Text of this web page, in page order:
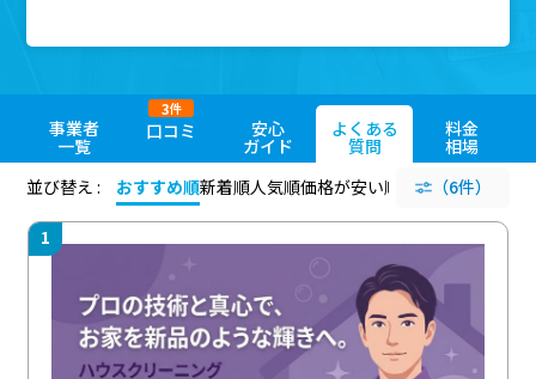
事業者
一覧
口コミ
3件
安心
ガイド
よくある
質問
料金
相場
並び替え :
おすすめ順新着順人気順価格が安い順 評価が高い順
（6件）
1